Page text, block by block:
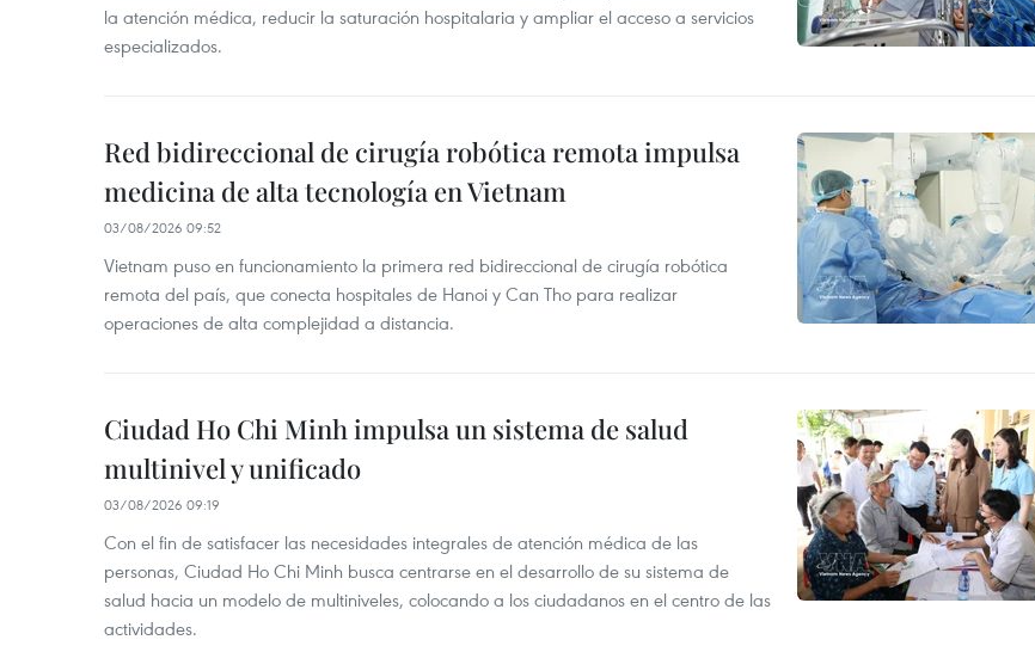
la atención médica, reducir la saturación hospitalaria y ampliar el acceso a servicios
especializados.
Red bidireccional de cirugía robótica remota impulsa
medicina de alta tecnología en Vietnam
03/08/2026 09:52
Vietnam puso en funcionamiento la primera red bidireccional de cirugía robótica
remota del país, que conecta hospitales de Hanoi y Can Tho para realizar
operaciones de alta complejidad a distancia.
Ciudad Ho Chi Minh impulsa un sistema de salud
multinivel y unificado
03/08/2026 09:19
Con el fin de satisfacer las necesidades integrales de atención médica de las
personas, Ciudad Ho Chi Minh busca centrarse en el desarrollo de su sistema de
salud hacia un modelo de multiniveles, colocando a los ciudadanos en el centro de las
actividades.